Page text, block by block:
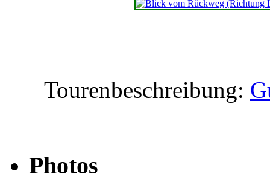
Tourenbeschreibung:
Photos